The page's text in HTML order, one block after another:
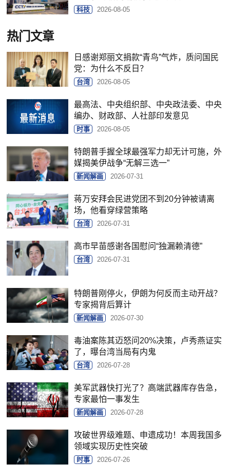
科技 2026-08-05
热门文章
日感谢郑丽文捐款“青鸟”气炸，质问国民
党：为什么不反日？
台湾 2026-08-05
最高法、中央组织部、中央政法委、中央
编办、财政部、人社部印发意见
时事 2026-08-05
特朗普手握全球最强军力却无计可施，外
媒揭美伊战争“无解三选一”
新闻解画 2026-07-31
蒋万安拜会民进党团不到20分钟被请离
场，他看穿绿营策略
台湾 2026-07-31
高市早苗感谢各国慰问“独漏赖清德”
台湾 2026-07-31
特朗普刚停火，伊朗为何反而主动开战？
专家揭背后算计
新闻解画 2026-07-30
毒油案陈其迈怒问20%决策，卢秀燕证实
了，曝台湾当局有内鬼
台湾 2026-07-28
美军武器快打光了？高端武器库存告急，
专家最怕一事发生
新闻解画 2026-07-28
攻破世界级难题、申遗成功！本周我国多
领域实现历史性突破
时事 2026-07-26